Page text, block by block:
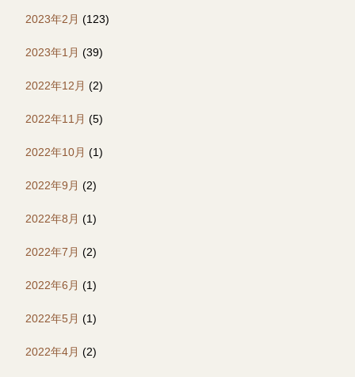
2023年2月 (123)
2023年1月 (39)
2022年12月 (2)
2022年11月 (5)
2022年10月 (1)
2022年9月 (2)
2022年8月 (1)
2022年7月 (2)
2022年6月 (1)
2022年5月 (1)
2022年4月 (2)